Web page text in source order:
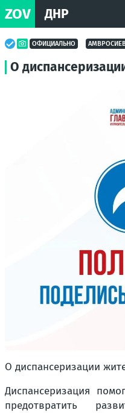
ZOV ДНР
ОФИЦИАЛЬНО
О
О диспансеризации
Диспансеризация
предотвратить